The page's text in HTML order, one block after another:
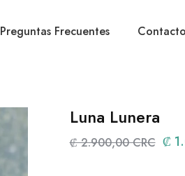
Preguntas Frecuentes Contacto
Luna Lunera
₡ 2.900,00 CRC ₡